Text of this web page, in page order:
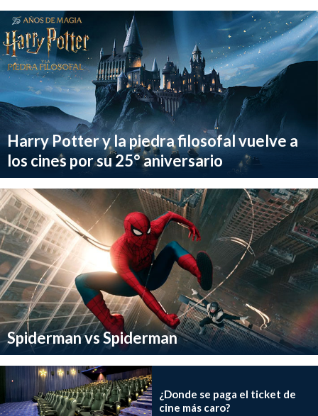
Harry Potter y la piedra filosofal vuelve a
los cines por su 25° aniversario
Spiderman vs Spiderman
¿Donde se paga el ticket de
cine más caro?